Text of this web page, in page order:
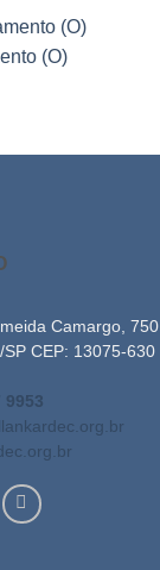
(O)
Camargo, 750
CEP: 13075-630
9953